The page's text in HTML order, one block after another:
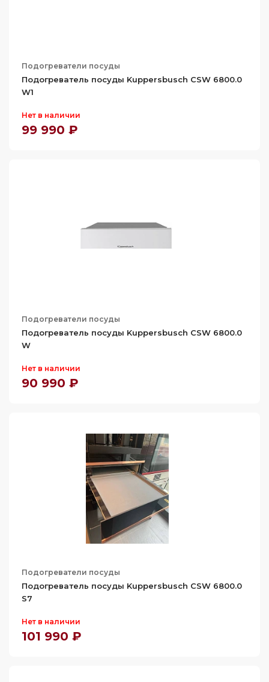
Подогреватели посуды
Подогреватель посуды Kuppersbusch CSW 6800.0
W1
Нет в наличии
99 990 ₽
Подогреватели посуды
Подогреватель посуды Kuppersbusch CSW 6800.0
W
Нет в наличии
90 990 ₽
Подогреватели посуды
Подогреватель посуды Kuppersbusch CSW 6800.0
S7
Нет в наличии
101 990 ₽